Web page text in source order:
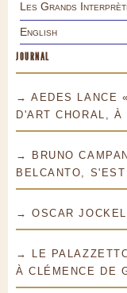
Les Grands
English
JOURNAL
→ AEDES LANCE
D'ART CHORAL,
→ BRUNO
BELCANTO,
→ OSCAR
→ LE
À CLÉMENCE DE